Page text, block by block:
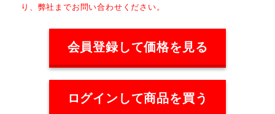
り、弊社までお問い合わせください。
会員登録して価格を見る
ログインして商品を買う